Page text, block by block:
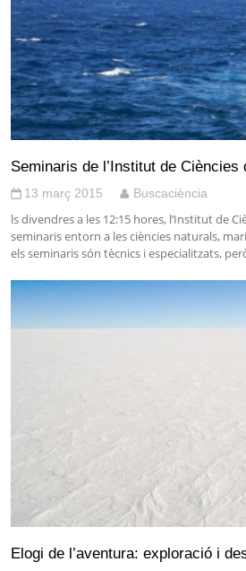
Seminaris de l’Institut de Ciències
13 març 2015 Buscaciència
ls divendres a les 12:15 hores, l’Institut de
seminaris entorn a les ciències naturals,
els seminaris són tècnics i especialitzats,
Elogi de l’aventura: exploració i